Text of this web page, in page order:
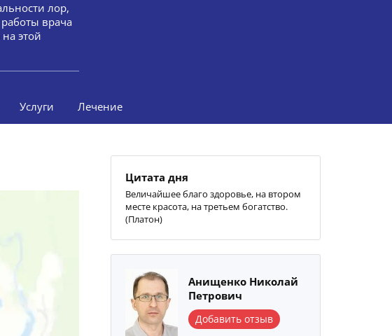
лор,
врача
этой
Услуги Лечение
Цитата дня
Величайшее благо здоровье, на втором
месте красота, на третьем богатство.
(Платон)
Анищенко Николай
Петрович
Добавить отзыв